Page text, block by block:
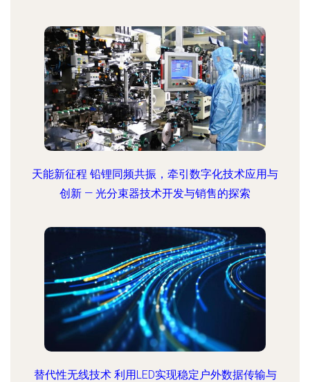
天能新征程 铅锂同频共振，牵引数字化技术应用与
创新 — 光分束器技术开发与销售的探索
替代性无线技术 利用LED实现稳定户外数据传输与